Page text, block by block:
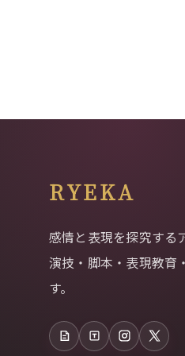
RYEKA
感情と表現を探究する
演技・脚本・表現教育
す。
note Tales Instagram
X